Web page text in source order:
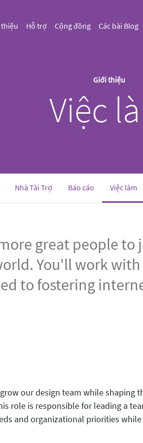
Hỗ trợ Cộng đồng Các bài Blog
Giới thiệu
Việc
Nhà Tài Trợ Báo cáo Việc làm
great people
You'll work
to fostering
our design team while shaping
role is responsible for leading a
and organizational priorities